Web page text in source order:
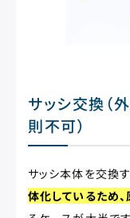
サッシ交換（
則不可）
サッシ本体を交換
体化しているため